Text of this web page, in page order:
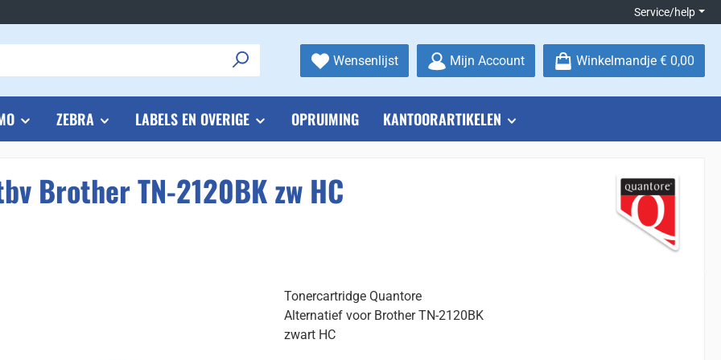
Service/help
WensenlijstJe hebt 0 items op je verlanglijstje
Mijn Account Winkelmandje € 0,00
ZEBRA LABELS EN OVERIGE OPRUIMING KANTOORARTIKELEN
Brother TN-2120BK zw HC
Tonercartridge Quantore
Alternatief voor Brother TN-2120BK
zwart HC